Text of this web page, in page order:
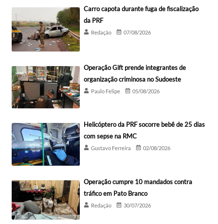
Carro capota durante fuga de fiscalização
da PRF
Redação 07/08/2026
Operação Gift prende integrantes de
organização criminosa no Sudoeste
Paulo Felipe 05/08/2026
Helicóptero da PRF socorre bebê de 25 dias
com sepse na RMC
Gustavo Ferreira 02/08/2026
Operação cumpre 10 mandados contra
tráfico em Pato Branco
Redação 30/07/2026